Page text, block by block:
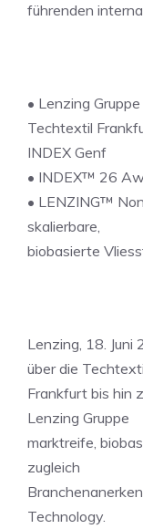
führenden
• Lenzing
Techtextil
INDEX Genf
• INDEX™ 26
• LENZING™
skalierbare,
biobasierte
Lenzing, 18. Juni
über die
Frankfurt bis hin
Lenzing Gruppe
marktreife,
zugleich
Technology.